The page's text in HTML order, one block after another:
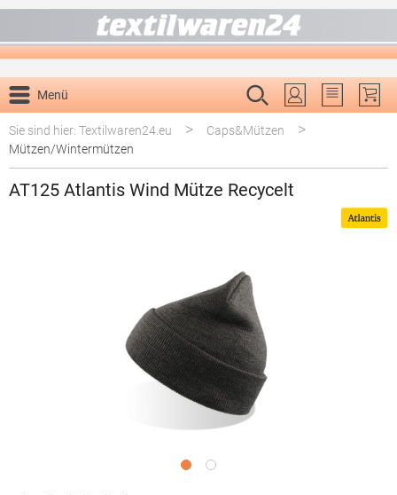
Menü
Du hast 0
Sie sind hier: Textilwaren24.eu
> Caps&Mützen >
Mützen/Wintermützen
AT125 Atlantis Wind Mütze Recycelt